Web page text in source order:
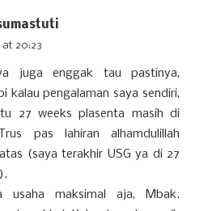
at 20:23
juga enggak tau pastinya,
kalau pengalaman saya sendiri,
27 weeks plasenta masih di
pas lahiran alhamdulillah
(saya terakhir USG ya di 27
usaha maksimal aja, Mbak.